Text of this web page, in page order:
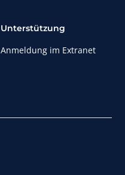
Unterstützung
Anmeldung im Extranet